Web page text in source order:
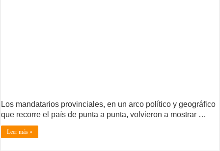
Los mandatarios provinciales, en un arco político y geográfico
que recorre el país de punta a punta, volvieron a mostrar …
Leer más »